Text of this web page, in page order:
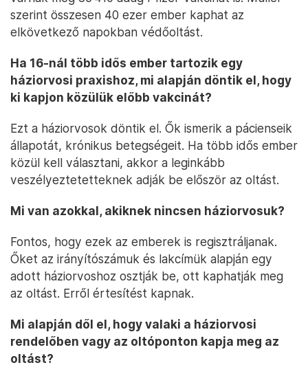
szerint összesen 40 ezer ember kaphat az
elkövetkező napokban védőoltást.
Ha 16-nál több idős ember tartozik egy
háziorvosi praxishoz, mi alapján döntik el, hogy
ki kapjon közülük előbb vakcinát?
Ezt a háziorvosok döntik el. Ők ismerik a pácienseik
állapotát, krónikus betegségeit. Ha több idős ember
közül kell választani, akkor a leginkább
veszélyeztetetteknek adják be először az oltást.
Mi van azokkal, akiknek nincsen háziorvosuk?
Fontos, hogy ezek az emberek is regisztráljanak.
Őket az irányítószámuk és lakcímük alapján egy
adott háziorvoshoz osztják be, ott kaphatják meg
az oltást. Erről értesítést kapnak.
Mi alapján dől el, hogy valaki a háziorvosi
rendelőben vagy az oltóponton kapja meg az
oltást?